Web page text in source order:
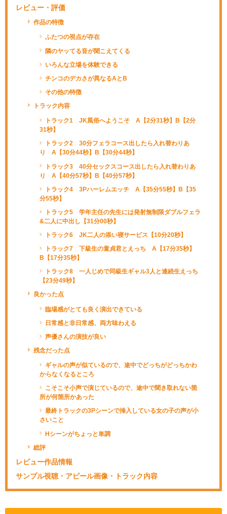
レビュー・評価
作品の特徴
ふたつの視点が存在
隣のヤッてる音が聞こえてくる
いろんな立場を体験できる
チンコのデカさが異なるAとB
その他の特徴
トラック内容
トラック1 JK風俗へようこそ A【2分31秒】B【2分
31秒】
トラック2 30分フェラコース出したら入れ替わりあ
り A【30分44秒】B【30分44秒】
トラック3 40分セックスコース出したら入れ替わりあ
り A【40分57秒】B【40分57秒】
トラック4 3Pハーレムエッチ A【35分55秒】B【35
分55秒】
トラック5 学年主任の先生には発射無制限ダブルフェラ
&二人に中出し【31分00秒】
トラック6 JK二人の添い寝サービス【10分20秒】
トラック7 下級生の童貞君とえっち A【17分35秒】
B【17分35秒】
トラック8 一人じめで同級生ギャル3人と連続生えっち
【23分49秒】
良かった点
臨場感がとても良く演出できている
日常感と非日常感、両方味わえる
声優さんの演技が良い
残念だった点
ギャルの声が似ているので、途中でどっちがどっちかわ
からなくなるところ
こそこそ小声で演じているので、途中で聞き取れない箇
所が何箇所かあった
最終トラックの3Pシーンで挿入している女の子の声が小
さいこと
Hシーンがちょっと単調
総評
レビュー作品情報
サンプル視聴・アピール画像・トラック内容